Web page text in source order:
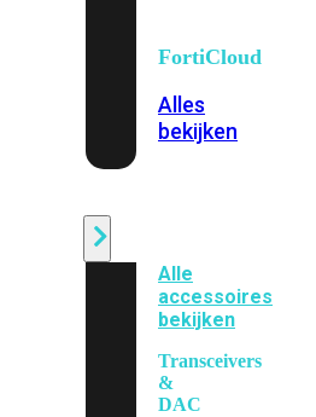
FortiCloud
Alles
bekijken
Alle
accessoires
bekijken
Transceivers
&
DAC